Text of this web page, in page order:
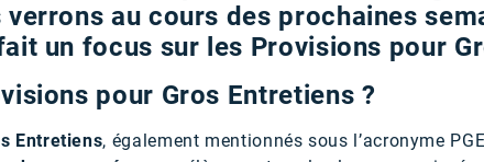
au cours des prochaines
un focus sur les Provisions pour
pour Gros Entretiens ?
Entretiens, également mentionnés sous l’acronyme